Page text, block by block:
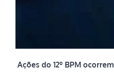
Ações do 12º BPM